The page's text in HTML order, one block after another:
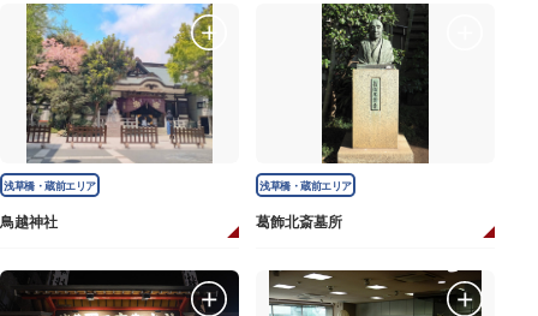
浅草橋・蔵前エリア
鳥越神社
浅草橋・蔵前エリア
葛飾北斎墓所